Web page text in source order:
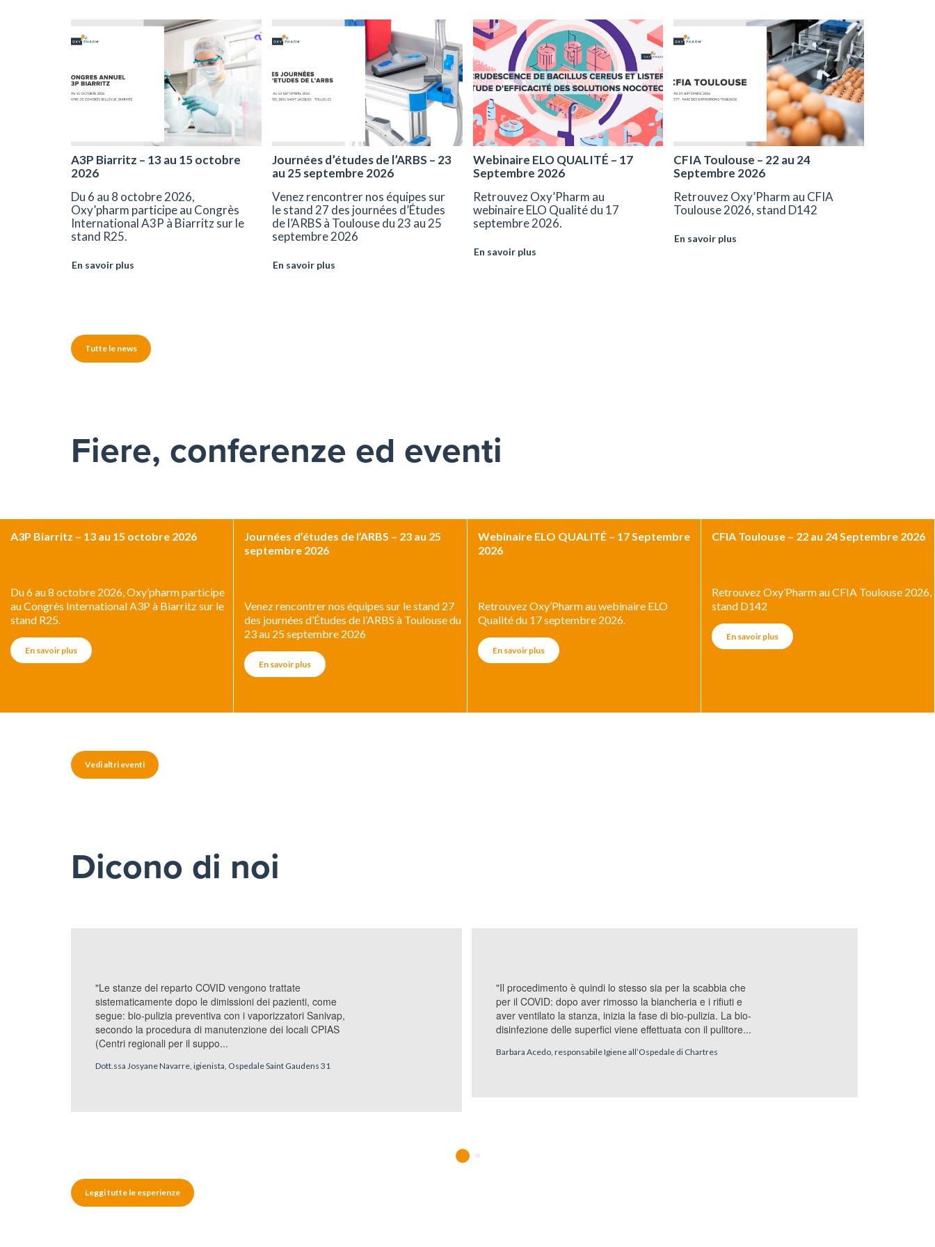
A3P Biarritz – 13 au 15 octobre
2026
Du 6 au 8 octobre 2026,
Oxy’pharm participe au Congrès
International A3P à Biarritz sur le
stand R25.
En savoir plus
Journées d’études de l’ARBS – 23
au 25 septembre 2026
Venez rencontrer nos équipes sur
le stand 27 des journées d’Études
de l’ARBS à Toulouse du 23 au 25
septembre 2026
En savoir plus
Webinaire ELO QUALITÉ – 17
Septembre 2026
Retrouvez Oxy’Pharm au
webinaire ELO Qualité du 17
septembre 2026.
En savoir plus
CFIA Toulouse – 22 au 24
Septembre 2026
Retrouvez Oxy’Pharm au CFIA
Toulouse 2026, stand D142
En savoir plus
Tutte le news
Fiere, conferenze ed eventi
A3P Biarritz – 13 au 15 octobre 2026
Du 6 au 8 octobre 2026, Oxy’pharm participe
au Congrès International A3P à Biarritz sur le
stand R25.
En savoir plus
Journées d’études de l’ARBS – 23 au 25
septembre 2026
Venez rencontrer nos équipes sur le stand 27
des journées d’Études de l’ARBS à Toulouse du
23 au 25 septembre 2026
En savoir plus
Webinaire ELO QUALITÉ – 17 Septembre
2026
Retrouvez Oxy’Pharm au webinaire ELO
Qualité du 17 septembre 2026.
En savoir plus
CFIA Toulouse – 22 au 24 Septembre 2026
Retrouvez Oxy’Pharm au CFIA Toulouse 2026,
stand D142
En savoir plus
Vedi altri eventi
Dicono di noi
"Le stanze del reparto COVID vengono trattate
sistematicamente dopo le dimissioni dei pazienti, come
segue: bio-pulizia preventiva con i vaporizzatori Sanivap,
secondo la procedura di manutenzione dei locali CPIAS
(Centri regionali per il suppo...
Dott.ssa Josyane Navarre, igienista, Ospedale Saint Gaudens 31
"Il procedimento è quindi lo stesso sia per la scabbia che
per il COVID: dopo aver rimosso la biancheria e i rifiuti e
aver ventilato la stanza, inizia la fase di bio-pulizia. La bio-
disinfezione delle superfici viene effettuata con il pulitore...
Barbara Acedo, responsabile Igiene all’Ospedale di Chartres
Leggi tutte le esperienze